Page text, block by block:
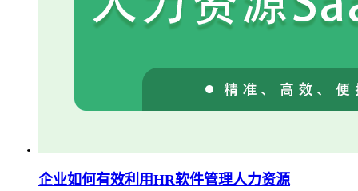
企业如何有效利用HR软件管理人力资源